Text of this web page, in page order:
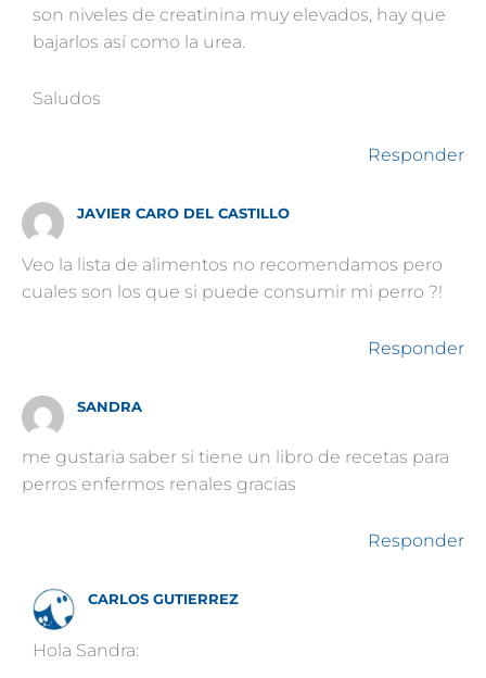
son niveles de creatinina muy elevados, hay que
bajarlos así como la urea.
Saludos
Responder
JAVIER CARO DEL CASTILLO
Veo la lista de alimentos no recomendamos pero
cuales son los que si puede consumir mi perro ?!
Responder
SANDRA
me gustaria saber si tiene un libro de recetas para
perros enfermos renales gracias
Responder
CARLOS GUTIERREZ
Hola Sandra: